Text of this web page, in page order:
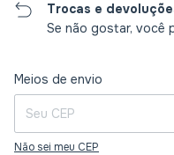
Trocas e
Se não gostar, você
Entregas para o CEP:
Meios de envio
Não sei meu CEP